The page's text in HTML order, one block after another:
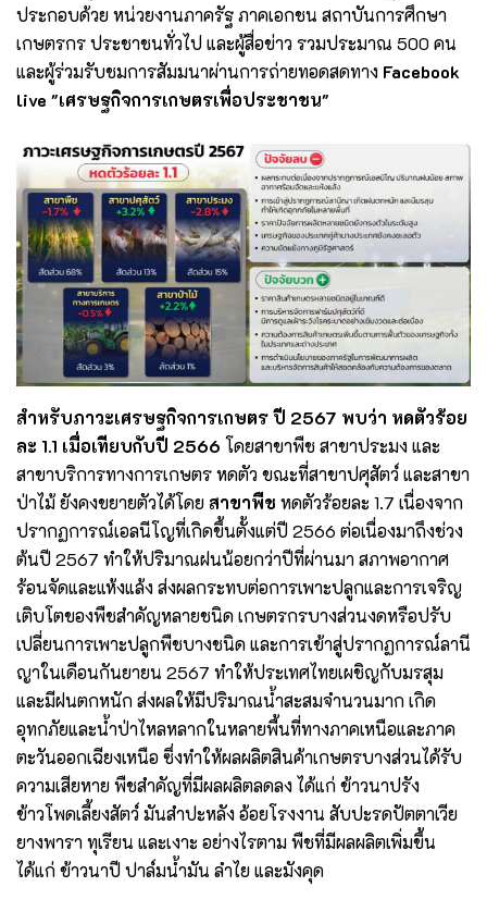
ประกอบด้วย หน่วยงานภาครัฐ ภาคเอกชน สถาบันการศึกษา
เกษตรกร ประชาชนทั่วไป และผู้สื่อข่าว รวมประมาณ 500 คน
และผู้ร่วมรับชมการสัมมนาผ่านการถ่ายทอดสดทาง Facebook
live "เศรษฐกิจการเกษตรเพื่อประชาชน"
สำหรับภาวะเศรษฐกิจการเกษตร ปี 2567 พบว่า หดตัวร้อย
ละ 1.1 เมื่อเทียบกับปี 2566 โดยสาขาพืช สาขาประมง และ
สาขาบริการทางการเกษตร หดตัว ขณะที่สาขาปศุสัตว์ และสาขา
ป่าไม้ ยังคงขยายตัวได้โดย สาขาพืช หดตัวร้อยละ 1.7 เนื่องจาก
ปรากฏการณ์เอลนีโญที่เกิดขึ้นตั้งแต่ปี 2566 ต่อเนื่องมาถึงช่วง
ต้นปี 2567 ทำให้ปริมาณฝนน้อยกว่าปีที่ผ่านมา สภาพอากาศ
ร้อนจัดและแห้งแล้ง ส่งผลกระทบต่อการเพาะปลูกและการเจริญ
เติบโตของพืชสำคัญหลายชนิด เกษตรกรบางส่วนงดหรือปรับ
เปลี่ยนการเพาะปลูกพืชบางชนิด และการเข้าสู่ปรากฏการณ์ลานี
ญาในเดือนกันยายน 2567 ทำให้ประเทศไทยเผชิญกับมรสุม
และมีฝนตกหนัก ส่งผลให้มีปริมาณน้ำสะสมจำนวนมาก เกิด
อุทกภัยและน้ำป่าไหลหลากในหลายพื้นที่ทางภาคเหนือและภาค
ตะวันออกเฉียงเหนือ ซึ่งทำให้ผลผลิตสินค้าเกษตรบางส่วนได้รับ
ความเสียหาย พืชสำคัญที่มีผลผลิตลดลง ได้แก่ ข้าวนาปรัง
ข้าวโพดเลี้ยงสัตว์ มันสำปะหลัง อ้อยโรงงาน สับปะรดปัตตาเวีย
ยางพารา ทุเรียน และเงาะ อย่างไรตาม พืชที่มีผลผลิตเพิ่มขึ้น
ได้แก่ ข้าวนาปี ปาล์มน้ำมัน ลำไย และมังคุด